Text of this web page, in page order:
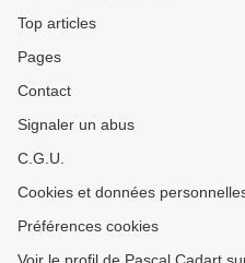
Top articles
Pages
Contact
Signaler un abus
C.G.U.
Cookies et données
Préférences cookies